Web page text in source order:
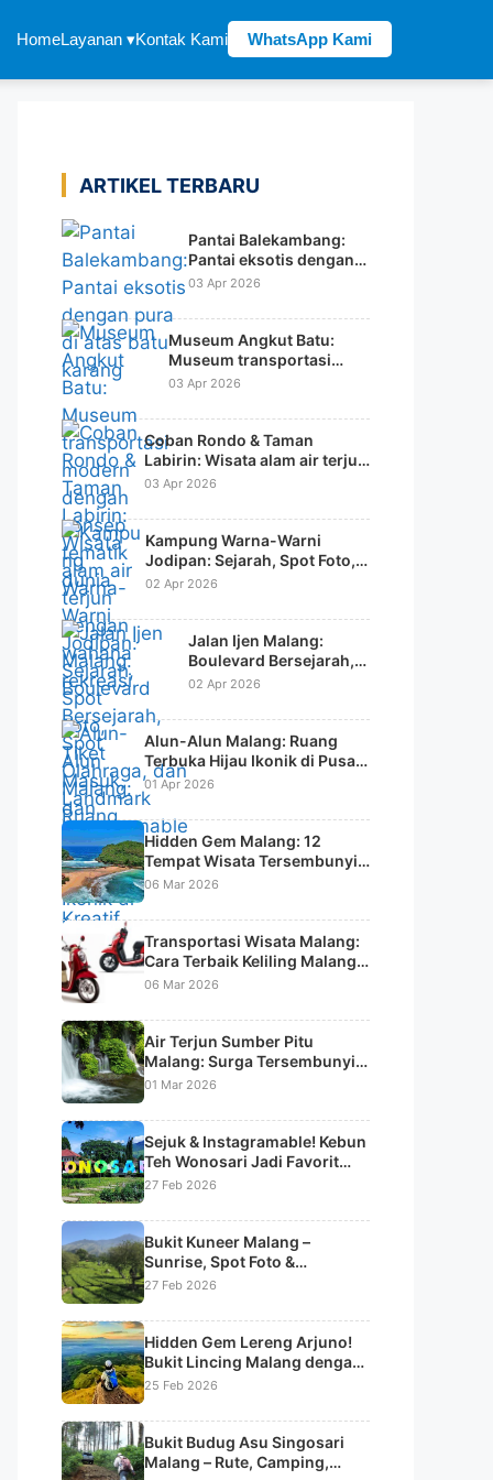
HomeLayanan ▾Kontak Kami WhatsApp Kami
ARTIKEL TERBARU
Pantai Balekambang:
Pantai eksotis dengan
pura di atas batu karang
03 Apr 2026
Museum Angkut Batu:
Museum transportasi
modern dengan konsep
03 Apr 2026
Coban Rondo & Taman
Labirin: Wisata alam air terjun
dengan wahana rekreasi
03 Apr 2026
Kampung Warna-Warni
Jodipan: Sejarah, Spot Foto,
Tiket Masuk, dan Daya Tarik
02 Apr 2026
Jalan Ijen Malang:
Boulevard Bersejarah,
Spot Olahraga, dan
Instagramable Kota
02 Apr 2026
Alun-Alun Malang: Ruang
Terbuka Hijau Ikonik di Pusat
Kota
01 Apr 2026
Hidden Gem Malang: 12
Tempat Wisata Tersembunyi
di Malang Raya yang Jarang
06 Mar 2026
Transportasi Wisata Malang:
Cara Terbaik Keliling Malang &
Batu Tanpa Ribet
06 Mar 2026
Air Terjun Sumber Pitu
Malang: Surga Tersembunyi
dengan 7 Aliran Air Terjun
01 Mar 2026
Sejuk & Instagramable! Kebun
Teh Wonosari Jadi Favorit
Liburan di Lawang
27 Feb 2026
Bukit Kuneer Malang –
Sunrise, Spot Foto &
Panorama Kebun Teh
27 Feb 2026
Hidden Gem Lereng Arjuno!
Bukit Lincing Malang dengan
Panorama Sunrise & Lautan
25 Feb 2026
Bukit Budug Asu Singosari
Malang – Rute, Camping,